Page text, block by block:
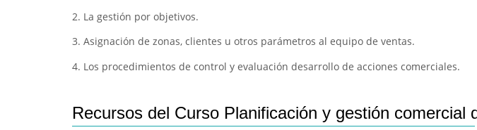
2. La gestión por objetivos.
3. Asignación de zonas, clientes u otros parámetros al equipo de ventas.
4. Los procedimientos de control y evaluación desarrollo de acciones comerciales.
Recursos del Curso Planificación y gestión